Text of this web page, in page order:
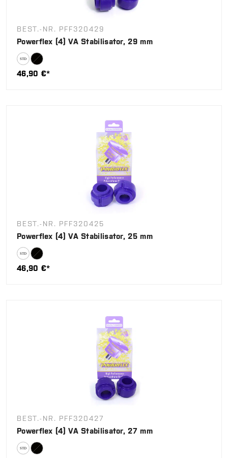
BEST.-NR. PFF320429
Powerflex (4) VA Stabilisator, 29 mm
46,90 €*
BEST.-NR. PFF320425
Powerflex (4) VA Stabilisator, 25 mm
46,90 €*
BEST.-NR. PFF320427
Powerflex (4) VA Stabilisator, 27 mm